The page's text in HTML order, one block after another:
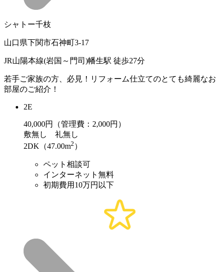
シャトー千枝
山口県下関市石神町3-17
JR山陽本線(岩国～門司)幡生駅 徒歩27分
若手ご家族の方、必見！リフォーム仕立てのとても綺麗なお
部屋のご紹介！
2E
40,000円（管理費：2,000円）
敷無し 礼無し
2DK（47.00m2 ）
ペット相談可
インターネット無料
初期費用10万円以下